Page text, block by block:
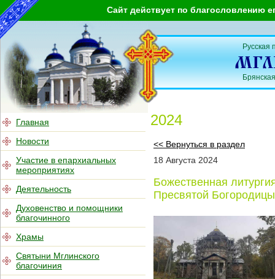
Сайт действует по благословлению
Главная
Новости
Участие в епархиальных
мероприятиях
Деятельность
Духовенство и помощники
благочинного
Храмы
Святыни Мглинского
благочиния
Русская
2024
<< Вернуться в раздел
18 Августа 2024
Божественная
Пресвятой